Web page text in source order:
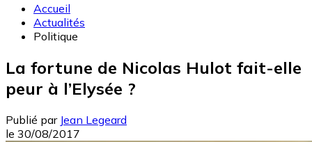
Accueil
Actualités
Politique
La fortune de Nicolas Hulot fait-elle
peur à l’Elysée ?
Publié par Jean Legeard
le 30/08/2017